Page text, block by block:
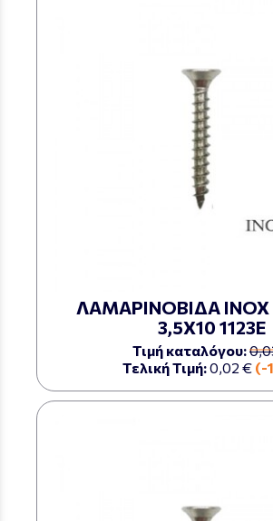
ΛΑΜΑΡΙΝΟΒΙΔΑ ΙΝΟΧ
3,5Χ10 1123Ε
Τιμή καταλόγου:
Τελική Τιμή:0,02 € (-